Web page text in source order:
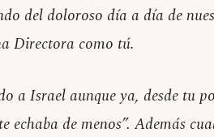
del doloroso día a día de
Directora como tú.
a Israel aunque ya, desde tu
echaba de menos”. Además